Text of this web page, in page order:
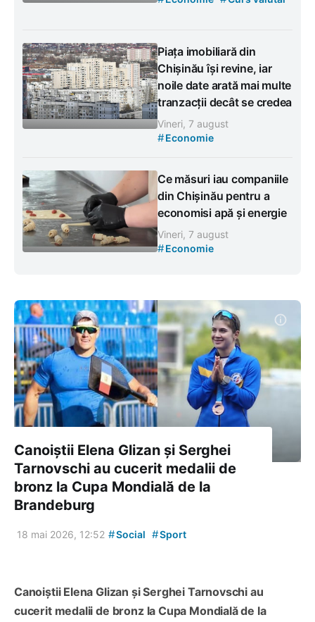
Piața imobiliară din
Chișinău își revine, iar
noile date arată mai multe
tranzacții decât se credea
Vineri, 7 august
#Economie
Ce măsuri iau companiile
din Chișinău pentru a
economisi apă și energie
Vineri, 7 august
#Economie
Canoiștii Elena Glizan și Serghei
Tarnovschi au cucerit medalii de
bronz la Cupa Mondială de la
Brandeburg
18 mai 2026, 12:52 #Social #Sport
Canoiștii Elena Glizan și Serghei Tarnovschi au
cucerit medalii de bronz la Cupa Mondială de la